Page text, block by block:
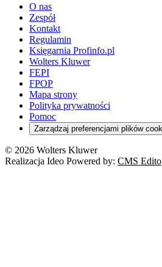
O nas
Zespół
Kontakt
Regulamin
Księgarnia Profinfo.pl
Wolters Kluwer
FEPI
FPOP
Mapa strony
Polityka prywatności
Pomoc
Zarządzaj preferencjami plików
© 2026 Wolters Kluwer
Realizacja Ideo Powered by: CMS Edito